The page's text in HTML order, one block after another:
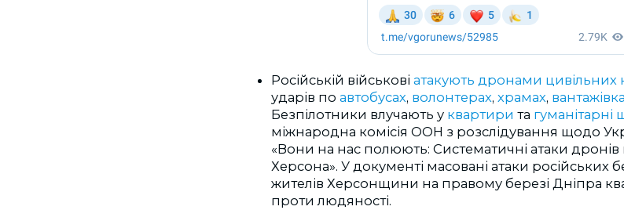
Російській військові атакують дронами цивільних
ударів по автобусах, волонтерах, храмах,
Безпілотники влучають у квартири та гуманітарні
міжнародна комісія ООН з розслідування щодо
«Вони на нас полюють: Систематичні атаки
Херсона». У документі масовані атаки російських
жителів Херсонщини на правому березі Дніпра
проти людяності.